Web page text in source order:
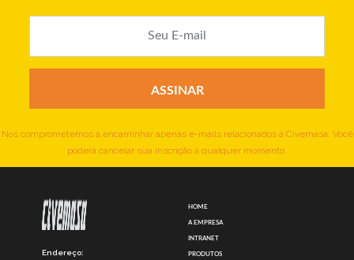
Nos comprometemos a encaminhar apenas e-mails relacionados à Civemasa. Você
poderá cancelar sua inscrição a qualquer momento.
Endereço:
HOME
A EMPRESA
INTRANET
PRODUTOS